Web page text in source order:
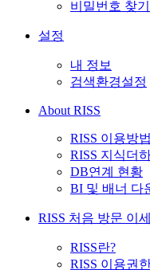
비밀번호 찾기
설정
내 정보
검색환경설정
About RISS
RISS 이용방법
RISS 지식더하
DB연계 현황
BI 및 배너 다
RISS 처음 방문 이
RISS란?
RISS 이용권